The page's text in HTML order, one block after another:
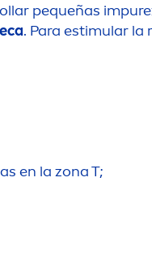
pequeñas impure
. Para estimular la
en la zona T;